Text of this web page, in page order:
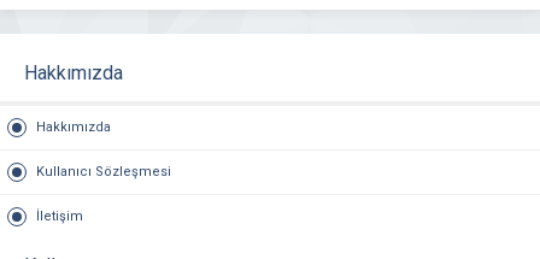
Hakkımızda
Hakkımızda
Kullanıcı Sözleşmesi
İletişim